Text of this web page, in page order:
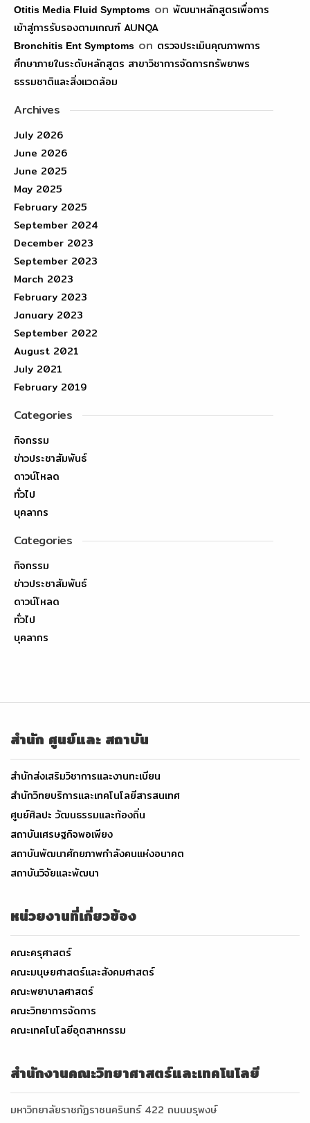
Otitis Media Fluid Symptoms on พัฒนาหลักสูตรเพื่อการ
เข้าสู่การรับรองตามเกณฑ์ AUNQA
Bronchitis Ent Symptoms on ตรวจประเมินคุณภาพการ
ศึกษาภายในระดับหลักสูตร สาขาวิชาการจัดการทรัพยาพร
ธรรมชาติและสิ่งแวดล้อม
Archives
July 2026
June 2026
June 2025
May 2025
February 2025
September 2024
December 2023
September 2023
March 2023
February 2023
January 2023
September 2022
August 2021
July 2021
February 2019
Categories
กิจกรรม
ข่าวประชาสัมพันธ์
ดาวน์โหลด
ทั่วไป
บุคลากร
Categories
กิจกรรม
ข่าวประชาสัมพันธ์
ดาวน์โหลด
ทั่วไป
บุคลากร
สำนัก ศูนย์และ สถาบัน
สำนักส่งเสริมวิชาการและงานทะเบียน
สำนักวิทยบริการและเทคโนโลยีสารสนเทศ
ศูนย์ศิลปะ วัฒนธรรมและท้องถิ่น
สถาบันเศรษฐกิจพอเพียง
สถาบันพัฒนาศักยภาพกำลังคนแห่งอนาคต
สถาบันวิจัยและพัฒนา
หน่วยงานที่เกี่ยวข้อง
คณะครุศาสตร์
คณะมนุษยศาสตร์และสังคมศาสตร์
คณะพยาบาลศาสตร์
คณะวิทยาการจัดการ
คณะเทคโนโลยีอุตสาหกรรม
สำนักงานคณะวิทยาศาสตร์และเทคโนโลยี
มหาวิทยาลัยราชภัฏราชนครินทร์ 422 ถนนมรุพงษ์